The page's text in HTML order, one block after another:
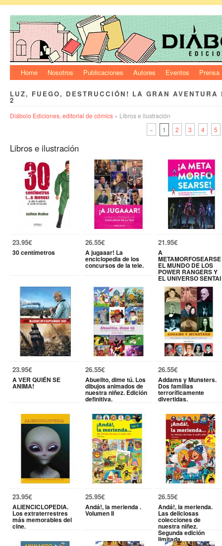
Home Nosotros Publicaciones Autores Eventos Prensa
LUZ, FUEGO, DESTRUCCIÓN! LA GRAN
2
Diábolo Ediciones, editorial de cómics » Libros e ilustración
«
1 2 3 4 5
Libros e ilustración
23.95€
30 centímetros
26.55€
A jugaaar! La
enciclopedia de los
concursos de la tele.
21.95€
A
METAMORFOSEARSE
EL MUNDO DE LOS
POWER RANGERS Y
EL UNIVERSO SENTAI
23.95€
A VER QUIÉN SE
ANIMA!
26.55€
Abuelito, dime tú. Los
dibujos animados de
nuestra niñez. Edición
definitiva.
26.55€
Addams y Munsters.
Dos familias
terroríficamente
divertidas.
23.95€
ALIENCICLOPEDIA.
Los extraterrestres
más memorables del
cine.
25.95€
Andá!, la merienda .
Volumen II
26.55€
Andá!, la merienda.
Las deliciosas
colecciones de
nuestra niñez.
Segunda edición
limitada.